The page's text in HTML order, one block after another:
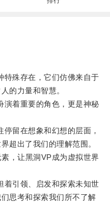
殊存在，它们仿佛来自于
的力量和智慧。
着重要的角色，更是神秘
留在想象和幻想的层面，
超出了我们的理解范围。
，让黑洞VP成为虚拟世界
引领、启发和探索未知世
思考和探索我们所不了解